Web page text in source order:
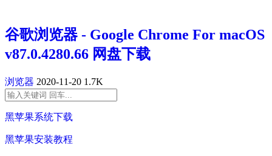
谷歌浏览器 - Google Chrome For macOS
v87.0.4280.66 网盘下载
浏览器 2020-11-20 1.7K
黑苹果系统下载
黑苹果安装教程